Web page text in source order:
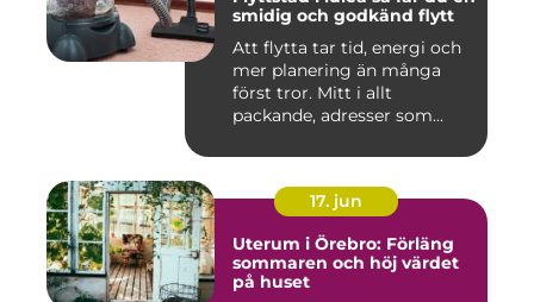
smidig och godkänd flytt
Att flytta tar tid, energi och
mer planering än många
först tror. Mitt i allt
packande, adresser som...
17. jun
Uterum i Örebro: Förläng
sommaren och höj värdet
på huset